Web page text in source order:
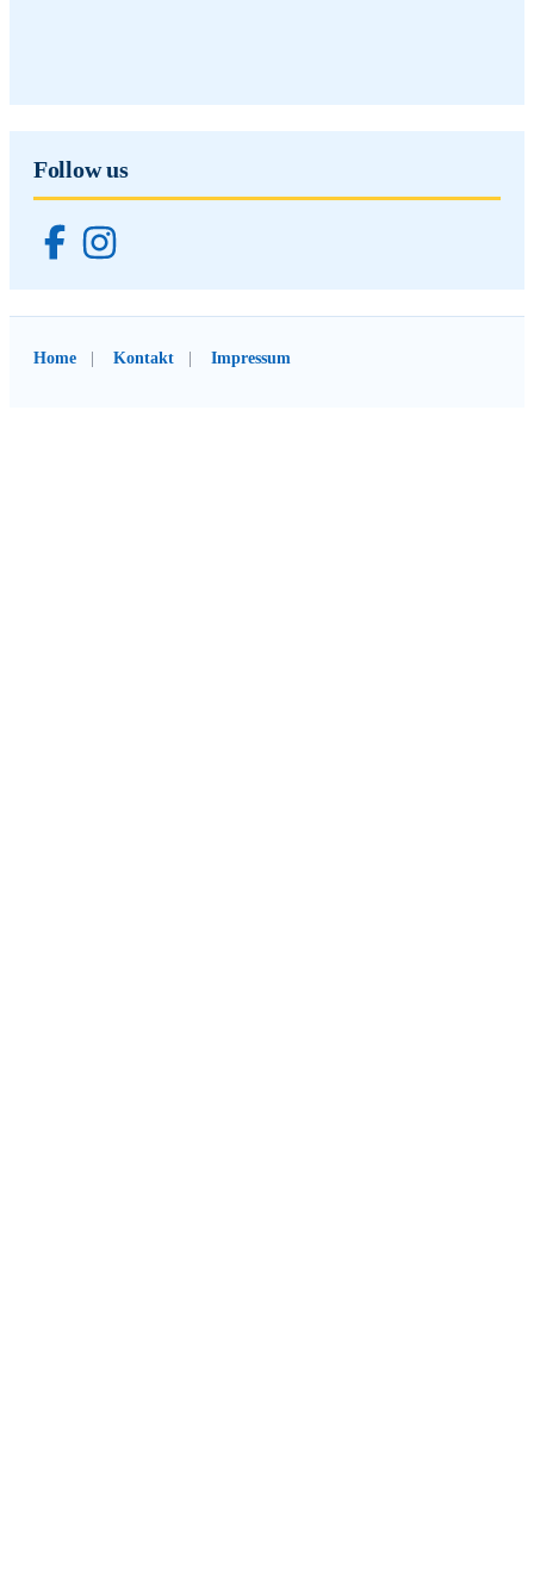
Follow us
Home Kontakt Impressum